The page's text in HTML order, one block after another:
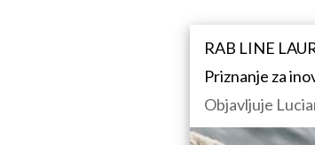
RAB LINE
Priznanje za
Objavljuje